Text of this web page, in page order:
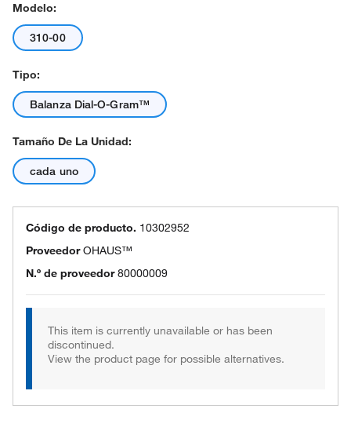
Modelo:
310-00
Tipo:
Balanza Dial-O-Gram™
Tamaño De La Unidad:
cada uno
Código de producto. 10302952
ProveedorOHAUS™
N.º de proveedor 80000009
This item is currently unavailable or has been
discontinued.
View the product page for possible alternatives.